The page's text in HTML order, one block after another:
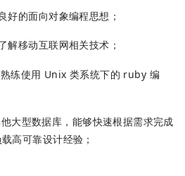
好的面向对象编程思想；
解移动互联网相关技术；
练使用 Unix 类系统下的 ruby 编
大型数据库，能够快速根据需求完成
高可靠设计经验；